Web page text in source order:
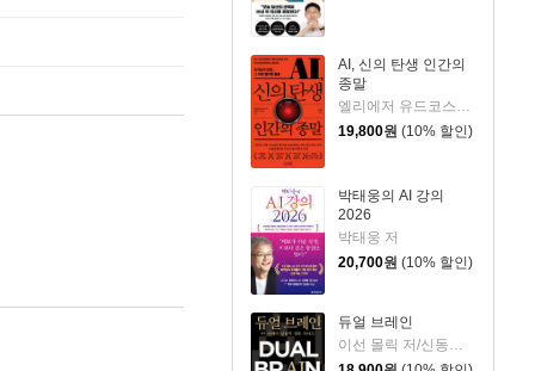
AI, 신의 탄생 인간의
종말
엘리에저 유드코스키,네이트 소아레스 공저/고영훈 역
19,800원 (10% 할인)
박태웅의 AI 강의
2026
박태웅 저
20,700원 (10% 할인)
듀얼 브레인